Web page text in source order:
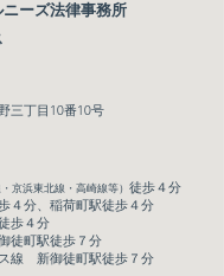
ーズ法律事務所
​三丁目10番10号
・京浜東北線・高崎線等） 徒歩４分
４分、 稲荷町駅徒歩４分
歩４分
町駅徒歩７分
線 新御徒町駅徒歩７分